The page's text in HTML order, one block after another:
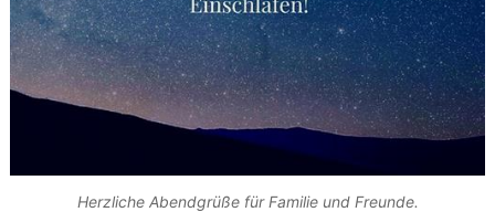
Herzliche Abendgrüße für Familie und Freunde.